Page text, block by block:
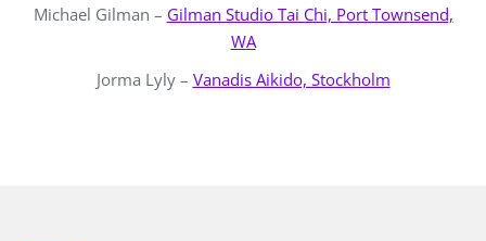
Michael Gilman – Gilman Studio Tai Chi, Port Townsend,
WA
Jorma Lyly – Vanadis Aikido, Stockholm